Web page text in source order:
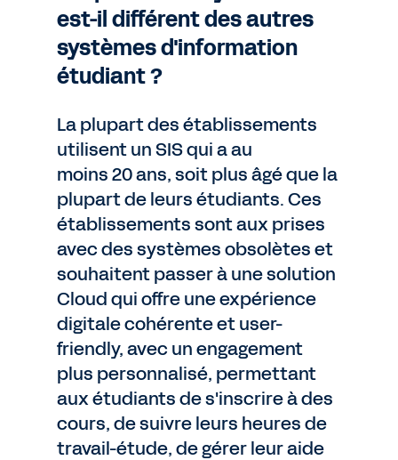
est-il différent des autres
systèmes d'information
étudiant ?
La plupart des établissements
utilisent un SIS qui a au
moins 20 ans, soit plus âgé que la
plupart de leurs étudiants. Ces
établissements sont aux prises
avec des systèmes obsolètes et
souhaitent passer à une solution
Cloud qui offre une expérience
digitale cohérente et user-
friendly, avec un engagement
plus personnalisé, permettant
aux étudiants de s'inscrire à des
cours, de suivre leurs heures de
travail-étude, de gérer leur aide